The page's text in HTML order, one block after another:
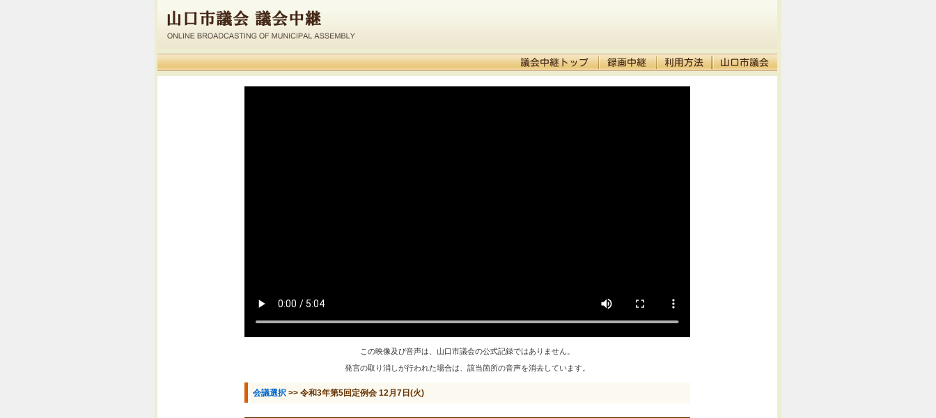
この映像及び音声は、山口市議会の公式記録ではありません。
発言の取り消しが行われた場合は、該当箇所の音声を消去しています。
会議選択 >> 令和3年第5回定例会 12月7日(火)